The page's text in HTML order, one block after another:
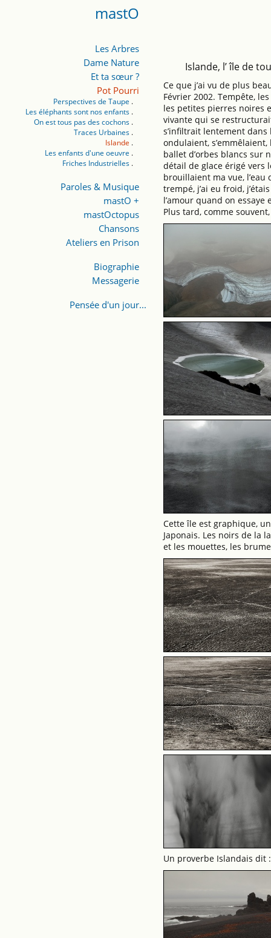
mastO
Les Arbres
Dame Nature
Et ta sœur ?
Pot Pourri
Perspectives de Taupe
Les éléphants sont nos enfants
On est tous pas des cochons
Traces Urbaines
Islande
Les enfants d'une oeuvre
Friches Industrielles
Paroles & Musique
mastO +
mastOctopus
Chansons
Ateliers en Prison
Biographie
Messagerie
Pensée d'un jour...
Islande, l’ île de
Ce que j’ai vu de plus
Février 2002. Tempête,
les petites pierres noires
vivante qui se
s’infiltrait lentement
ondulaient,
ballet d’orbes blancs sur
détail de glace érigé vers
brouillaient ma vue, l’eau
trempé, j’ai eu froid,
l’amour quand on
Plus tard, comme
Cette île est graphique,
Japonais. Les noirs de la
et les mouettes, les
Un proverbe Islandais dit